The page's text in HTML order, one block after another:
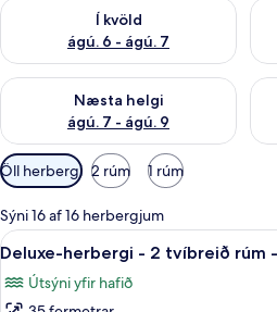
Í kvöld
ágú. 6 - ágú. 7
Athuga framboð í kvöld ágú. 6 -
Næsta helgi
ágú. 7 - ágú. 9
Athuga framboð næstu helgi ágú. 7
Síur
í
boði
fyrir
herbergi
Öll herbergi 2 rúm 1 rúm
Sýni 16 af 16 herbergjum
Skoða
allar
myndir
3
Deluxe-herbergi - 2 tvíbreið rúm
Útsýni yfir hafið